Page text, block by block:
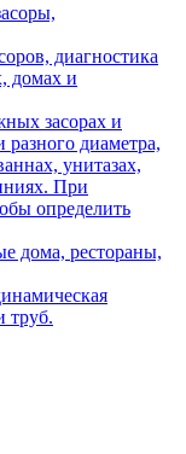
диагностика
домах и
засорах и
разного диаметра,
унитазах,
При
определить
дома, рестораны,
труб.